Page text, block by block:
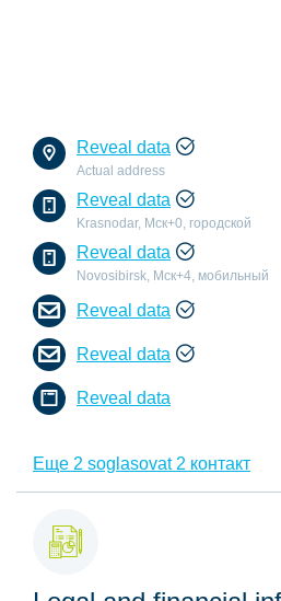
Reveal data
Actual address
Reveal data
Krasnodar, Мск+0, городской
Reveal data
Novosibirsk, Мск+4, мобильный
Reveal data
Reveal data
Reveal data
Еще 2 soglasovat 2 контакт